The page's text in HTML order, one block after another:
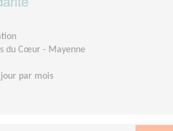
du Cœur - Mayenne
jour par mois